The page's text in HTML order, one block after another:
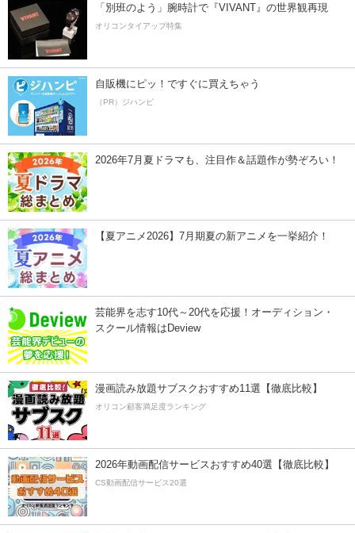
「別班のよう」腕時計で『VIVANT』の世界観再現
オリコンタイアップ特集
自販機にピッ！ですぐに買えちゃう
（PR）ジハンピ
2026年7月夏ドラマも、注目作＆話題作が勢ぞろい！
【夏アニメ2026】7月期夏の新アニメを一挙紹介！
芸能界を志す10代～20代を応援！オーディション・
スクール情報はDeview
漫画読み放題サブスクおすすめ11選【徹底比較】
オリコン顧客満足度ランキング
2026年動画配信サービスおすすめ40選【徹底比較】
CS動画配信サービス20選